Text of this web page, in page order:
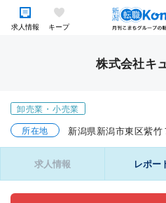
求人情報 キープ
株式会社キ
卸売業・小売業
所在地
新潟県新潟市東区紫
求人情報 レポー